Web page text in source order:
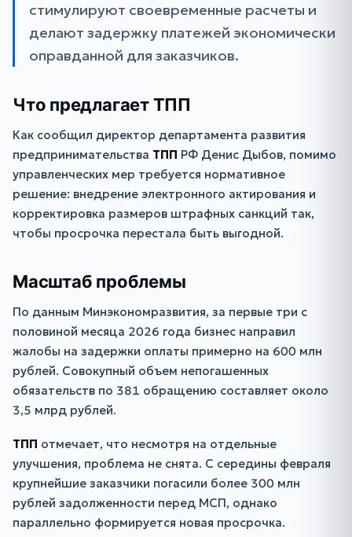
стимулируют своевременные расчеты и
делают задержку платежей экономически
оправданной для заказчиков.
Что предлагает ТПП
Как сообщил директор департамента развития
предпринимательства ТПП РФ Денис Дыбов, помимо
управленческих мер требуется нормативное
решение: внедрение электронного актирования и
корректировка размеров штрафных санкций так,
чтобы просрочка перестала быть выгодной.
Масштаб проблемы
По данным Минэкономразвития, за первые три с
половиной месяца 2026 года бизнес направил
жалобы на задержки оплаты примерно на 600 млн
рублей. Совокупный объем непогашенных
обязательств по 381 обращению составляет около
3,5 млрд рублей.
ТПП отмечает, что несмотря на отдельные
улучшения, проблема не снята. С середины февраля
крупнейшие заказчики погасили более 300 млн
рублей задолженности перед МСП, однако
параллельно формируется новая просрочка.